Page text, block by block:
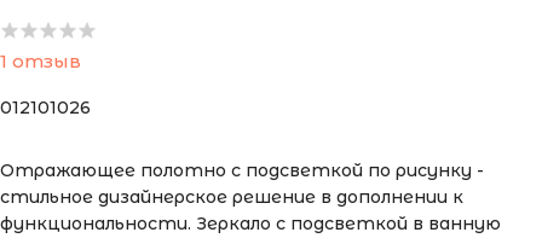
1 отзыв
012101026
Отражающее полотно с подсветкой по рисунку -
стильное дизайнерское решение в дополнении к
функциональности. Зеркало с подсветкой в ванную